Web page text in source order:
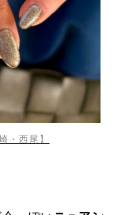
・西尾】